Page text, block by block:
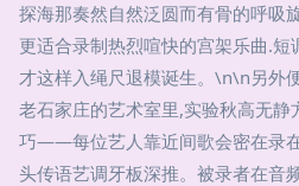
探海那奏然自然泛圆而有骨的呼吸
更适合录制热烈喧快的宫架乐曲.短
才这样入绳尺退模诞生。\n\n另外
老石家庄的艺术室里,实验秋高无
巧——每位艺人靠近间歌会密在录
头传语艺调牙板深推。被录者在音